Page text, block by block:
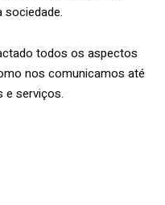
sociedade.
todos os aspectos
nos comunicamos até
e serviços.